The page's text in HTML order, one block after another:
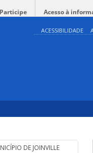
Participe Acesso à
ACESSIBILIDADE
DE JOINVILLE